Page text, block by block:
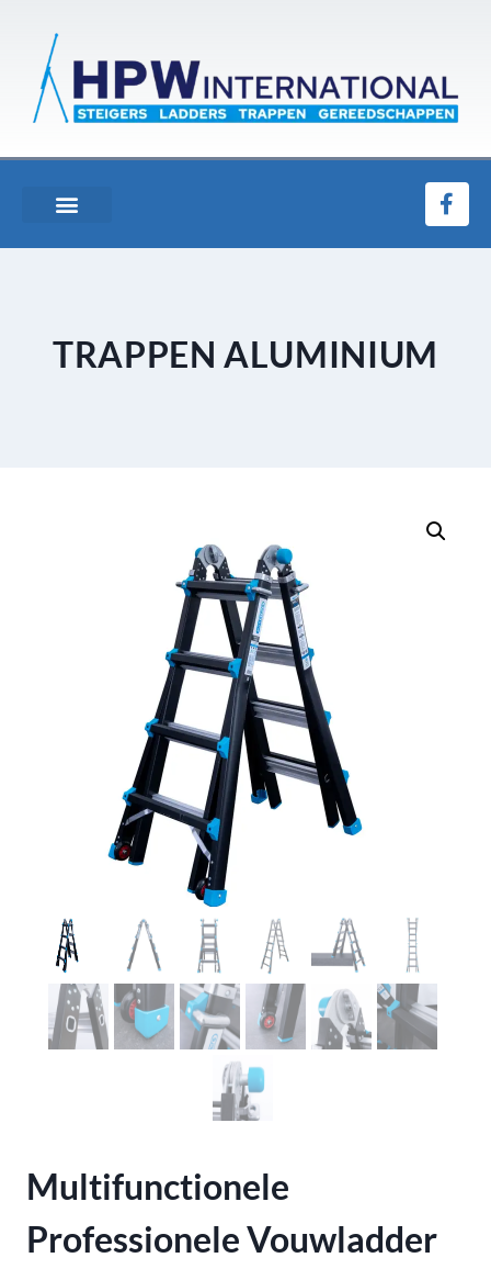
TRAPPEN ALUMINIUM
Multifunctionele
Professionele Vouwladder